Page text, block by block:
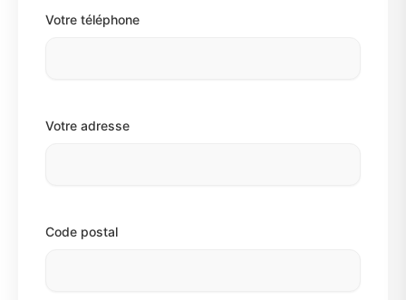
Votre téléphone
Votre adresse
Code postal